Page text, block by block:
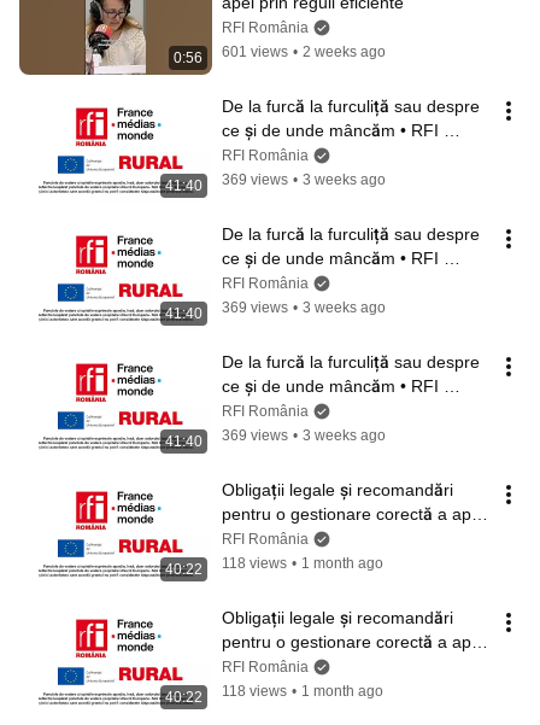
0:56
RFI România
601 views • 2 weeks ago
41:40
De la furcă la furculiță sau despre
ce și de unde mâncăm • RFI
România
RFI România
369 views • 3 weeks ago
41:40
De la furcă la furculiță sau despre
ce și de unde mâncăm • RFI
România
RFI România
369 views • 3 weeks ago
41:40
De la furcă la furculiță sau despre
ce și de unde mâncăm • RFI
România
RFI România
369 views • 3 weeks ago
40:22
Obligații legale și recomandări
pentru o gestionare corectă a apei
• RFI România
RFI România
118 views • 1 month ago
40:22
Obligații legale și recomandări
pentru o gestionare corectă a apei
• RFI România
RFI România
118 views • 1 month ago